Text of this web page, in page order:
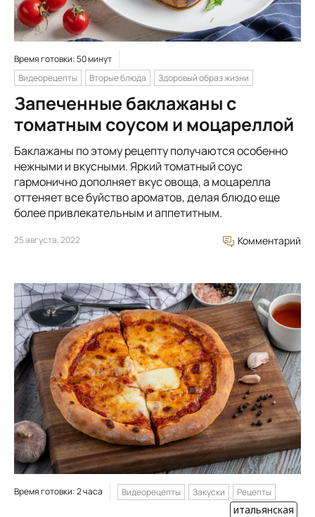
Время готовки: 50 минут
Видеорецепты
Вторые блюда Здоровый образ жизни
Запеченные баклажаны с
томатным соусом и моцареллой
Баклажаны по этому рецепту получаются особенно
нежными и вкусными. Яркий томатный соус
гармонично дополняет вкус овоща, а моцарелла
оттеняет все буйство ароматов, делая блюдо еще
более привлекательным и аппетитным.
25 августа, 2022 Комментарий
Время готовки: 2 часа Видеорецепты Закуски Рецепты
итальянская